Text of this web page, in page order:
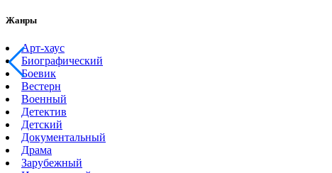
Жанры
Арт-хаус
Биографический
Боевик
Вестерн
Военный
Детектив
Детский
Документальный
Драма
Зарубежный